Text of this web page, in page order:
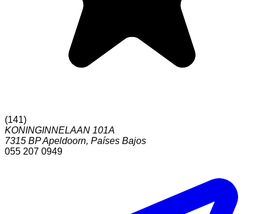
(141)
KONINGINNELAAN 101A
7315 BPApeldoorn, Países Bajos
055 207 0949